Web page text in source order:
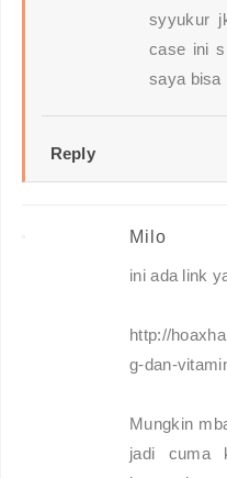
syyukur
case ini
saya bisa
Reply
Milo
ini ada link
http://
g-dan-
Mungkin
jadi cuma